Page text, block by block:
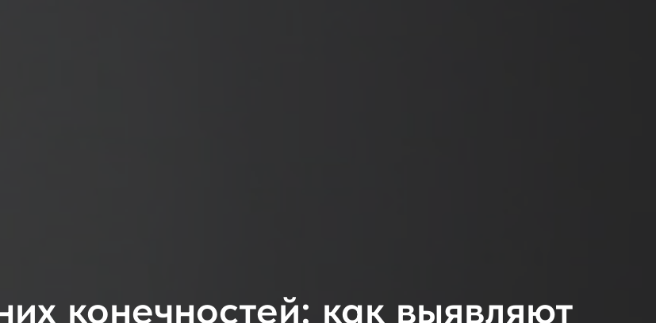
конечностей: как выявляют